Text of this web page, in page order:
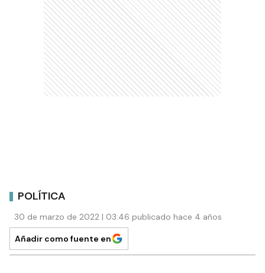
POLÍTICA
30 de marzo de 2022 | 03:46 publicado hace 4 años
Añadir como fuente en